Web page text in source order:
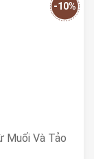
Muối Và Tảo
-10%